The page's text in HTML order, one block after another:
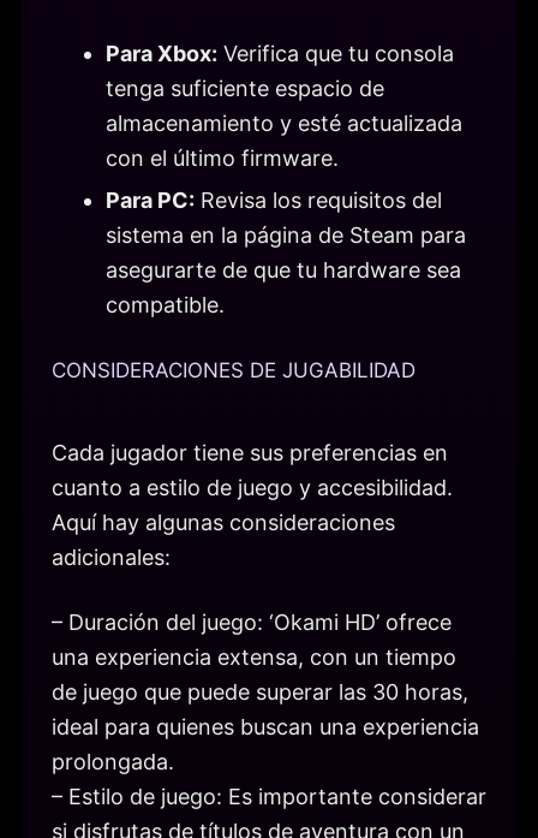
Para Xbox: Verifica que tu consola
tenga suficiente espacio de
almacenamiento y esté actualizada
con el último firmware.
Para PC: Revisa los requisitos del
sistema en la página de Steam para
asegurarte de que tu hardware sea
compatible.
CONSIDERACIONES DE JUGABILIDAD
Cada jugador tiene sus preferencias en
cuanto a estilo de juego y accesibilidad.
Aquí hay algunas consideraciones
adicionales:
– Duración del juego: ‘Okami HD’ ofrece
una experiencia extensa, con un tiempo
de juego que puede superar las 30 horas,
ideal para quienes buscan una experiencia
prolongada.
– Estilo de juego: Es importante considerar
si disfrutas de títulos de aventura con un